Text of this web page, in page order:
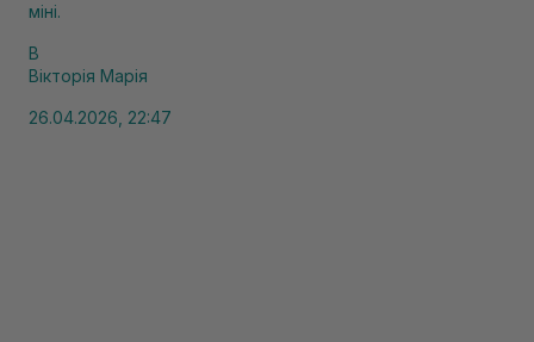
міні.
В
Вікторія Марія
26.04.2026, 22:47